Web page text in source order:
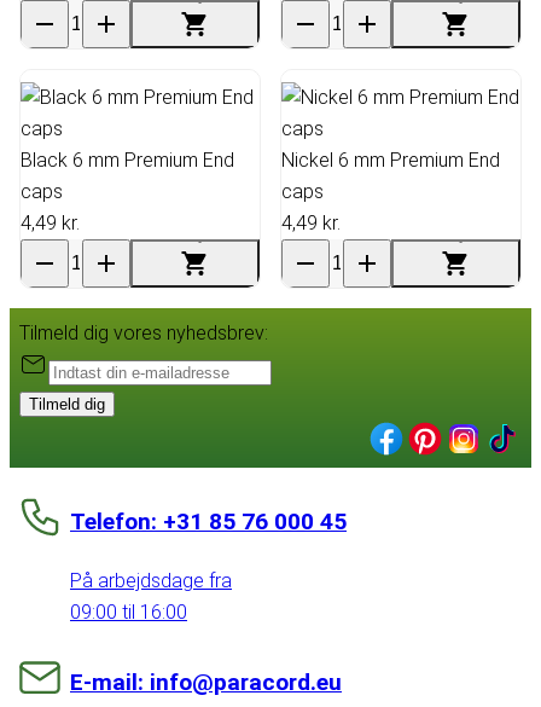
Black 6 mm Premium End
caps
4,49 kr.
Nickel 6 mm Premium End
caps
4,49 kr.
Tilmeld dig vores nyhedsbrev:
Tilmeld dig
Telefon: +31 85 76 000 45
På arbejdsdage fra
09:00 til 16:00
E-mail: info@paracord.eu